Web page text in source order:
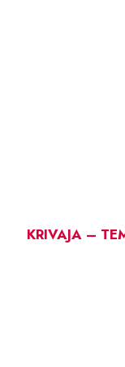
KRIVAJA –